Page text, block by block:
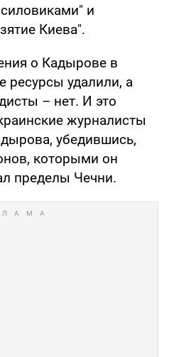
и
Киева".
о Кадырове в
ресурсы удалили, а
– нет. И это
журналисты
убедившись,
которыми он
пределы Чечни.